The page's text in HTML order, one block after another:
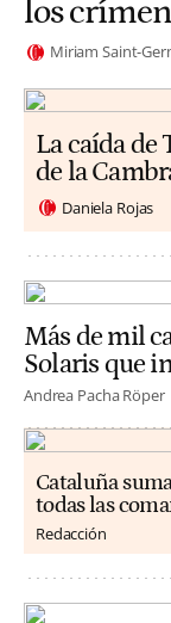
los
Miriam Saint-
La caída de
de la
Daniela Rojas
Más de mil
Solaris que
Andrea Pacha Röper
Cataluña
todas las
Redacción